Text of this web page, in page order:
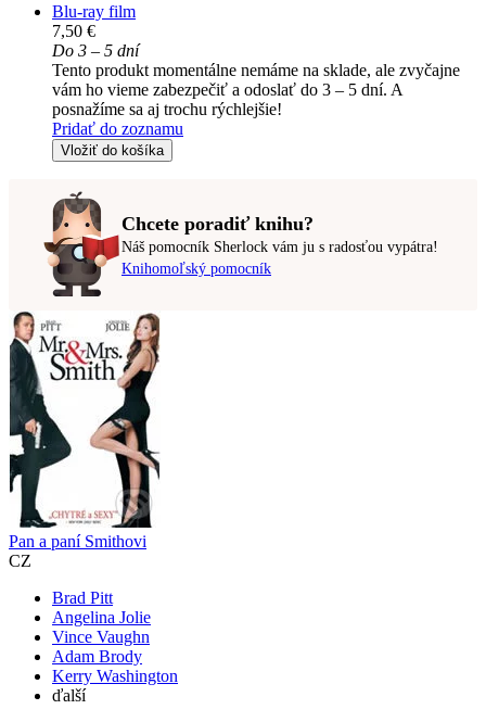
Blu-ray film
7,50 €
Do 3 – 5 dní
Tento produkt momentálne nemáme na sklade, ale zvyčajne
vám ho vieme zabezpečiť a odoslať do 3 – 5 dní. A
posnažíme sa aj trochu rýchlejšie!
Pridať do zoznamu
Vložiť do košíka
Chcete poradiť knihu?
Náš pomocník Sherlock vám ju s radosťou vypátra!
Knihomoľský pomocník
Pan a paní Smithovi
CZ
Brad Pitt
Angelina Jolie
Vince Vaughn
Adam Brody
Kerry Washington
ďalší